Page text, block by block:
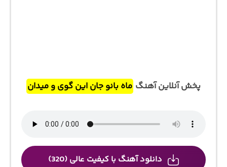
پخش آنلاین آهنگ ماه بانو جان این گوی و میدان
دانلود آهنگ با کیفیت عالی (320)